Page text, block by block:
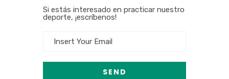
Si estás interesado en practicar nuestro
deporte, ¡escríbenos!